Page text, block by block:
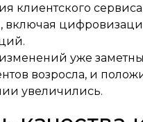
клиентского
включая
изменений уже
возросла, и
увеличились.